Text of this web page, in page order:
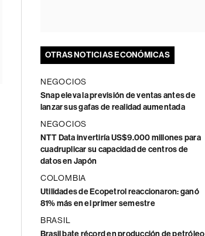
OTRAS NOTICIAS ECONÓMICAS
NEGOCIOS
Snap eleva la previsión de ventas antes de
lanzar sus gafas de realidad aumentada
NEGOCIOS
NTT Data invertiría US$9.000 millones para
cuadruplicar su capacidad de centros de
datos en Japón
COLOMBIA
Utilidades de Ecopetrol reaccionaron: ganó
81% más en el primer semestre
BRASIL
Brasil bate récord en producción de petróleo